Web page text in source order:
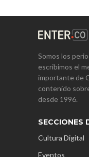
Somos los
escribimos el
importante de
contenido
desde 1996.
SECCIONES
Cultura Digital
Eventos